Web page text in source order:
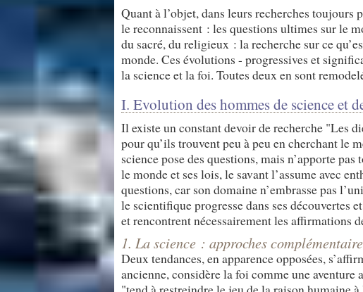
Quant à l’objet, dans leurs recherches
le reconnaissent : les questions ultimes sur le
du sacré, du religieux : la recherche sur ce
monde. Ces évolutions - progressives et
la science et la foi. Toutes deux en sont
I. Evolution des hommes de science et
Il existe un constant devoir de recherche "Les
pour qu’ils trouvent peu à peu en cherchant
science pose des questions, mais n’apporte
le monde et ses lois, le savant l’assume avec
questions, car son domaine n’embrasse pas
le scientifique progresse dans ses découvertes
et rencontrent nécessairement les affirmations
1. La science : approches
Deux tendances, en apparence opposées,
ancienne, considère la foi comme une